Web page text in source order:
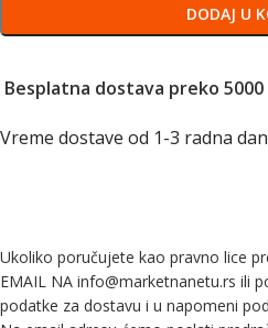
DODAJ U
Besplatna dostava preko 5000
Vreme dostave od 1-3 radna
Ukoliko poručujete kao pravno lice
EMAIL NA info@marketnanetu.rs ili
podatke za dostavu i u napomeni